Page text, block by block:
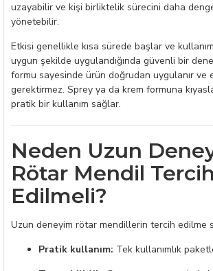
uzayabilir ve kişi birliktelik sürecini daha
yönetebilir.
Etkisi genellikle kısa sürede başlar ve
uygun şekilde uygulandığında güvenli bir
formu sayesinde ürün doğrudan uygulanır ve
gerektirmez. Sprey ya da krem formuna
pratik bir kullanım sağlar.
Neden Uzun
Rötar Mendil Tercih
Edilmeli?
Uzun deneyim rötar mendillerin tercih edilme
Pratik kullanım: Tek kullanımlık